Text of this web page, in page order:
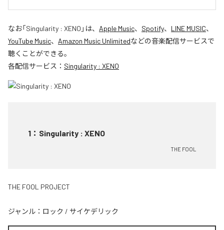
なお「Singularity : XENO 」は、 Apple Music、 Spotify、 LINE MUSIC、
YouTube Music、 Amazon Music Unlimitedなどの音楽配信サービスで
聴くことができる。
各配信サービス： Singularity : XENO
1 ： Singularity : XENO
THE FOOL
THE FOOL PROJECT
ジャンル： ロック / サイケデリック